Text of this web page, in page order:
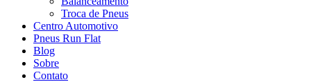
Troca de Pneus
Centro Automotivo
Pneus Run Flat
Blog
Sobre
Contato